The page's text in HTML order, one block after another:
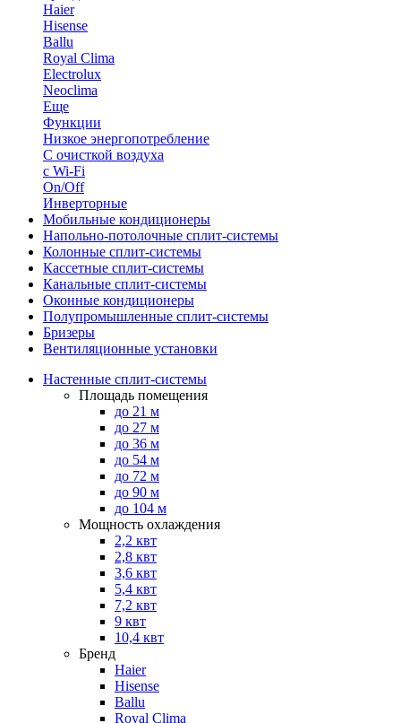
Haier
Hisense
Ballu
Royal Clima
Electrolux
Neoclima
Еще
Функции
Низкое энергопотребление
С очисткой воздуха
с Wi-Fi
On/Off
Инверторные
Мобильные кондиционеры
Напольно-потолоч​ные ​сплит-системы
Колонные ​​сплит-системы
Кассетные сплит-системы
Канальные сплит-системы
Оконные кондиционеры
Полупромышленные сплит-системы
Бризеры
Вентиляционные установки
Настенные сплит-системы
Площадь помещения
до 21 м
до 27 м
до 36 м
до 54 м
до 72 м
до 90 м
до 104 м
Мощность охлаждения
2,2 квт
2,8 квт
3,6 квт
5,4 квт
7,2 квт
9 квт
10,4 квт
Бренд
Haier
Hisense
Ballu
Royal Clima